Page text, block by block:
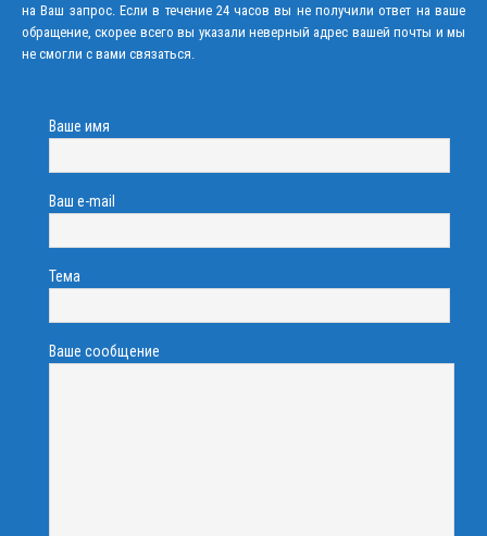
на Ваш запрос. Если в течение 24 часов вы не получили ответ на ваше
обращение, скорее всего вы указали неверный адрес вашей почты и мы
не смогли с вами связаться.
Ваше имя
Ваш e-mail
Тема
Ваше сообщение